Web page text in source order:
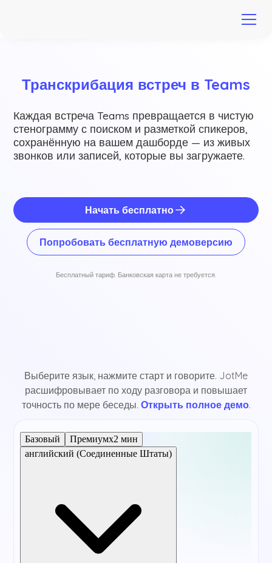
Транскрибация встреч в Teams
Каждая встреча Teams превращается в чистую
стенограмму с поиском и разметкой спикеров,
сохранённую на вашем дашборде — из живых
звонков или записей, которые вы загружаете.
Начать бесплатно
Попробовать бесплатную демоверсию
Бесплатный тариф. Банковская карта не требуется.
Выберите язык, нажмите старт и говорите. JotMe
расшифровывает по ходу разговора и повышает
точность по мере беседы. Открыть полное демо.